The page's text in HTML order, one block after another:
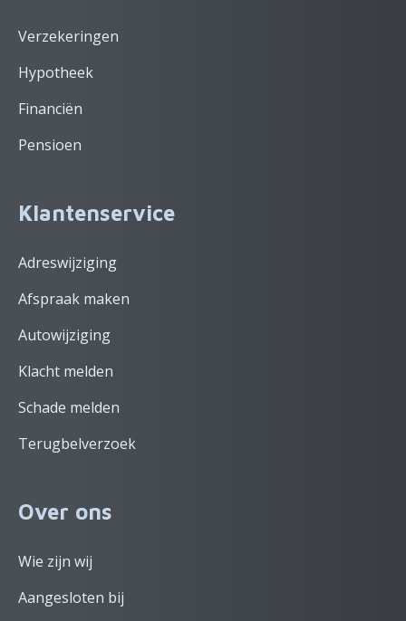
Verzekeringen
Hypotheek
Financiën
Pensioen
Klantenservice
Adreswijziging
Afspraak maken
Autowijziging
Klacht melden
Schade melden
Terugbelverzoek
Over ons
Wie zijn wij
Aangesloten bij